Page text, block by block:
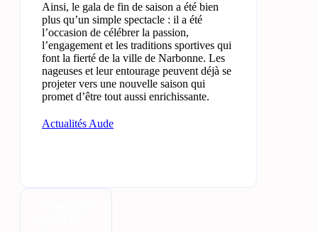
Ainsi, le gala de fin de saison a été bien
plus qu’un simple spectacle : il a été
l’occasion de célébrer la passion,
l’engagement et les traditions sportives qui
font la fierté de la ville de Narbonne. Les
nageuses et leur entourage peuvent déjà se
projeter vers une nouvelle saison qui
promet d’être tout aussi enrichissante.
Actualités Aude